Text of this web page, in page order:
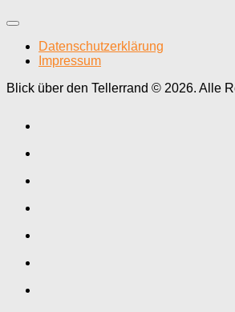
Datenschutzerklärung
Impressum
Blick über den Tellerrand © 2026. Alle